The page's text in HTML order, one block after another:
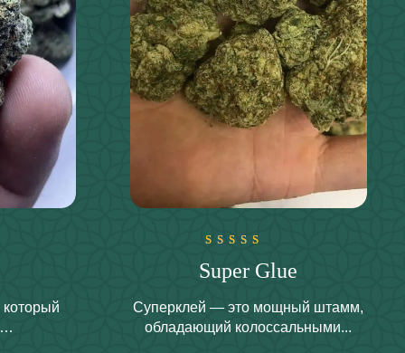
который
5.00
из 5
Super Glue
Суперклей — это мощный штамм,
обладающий колоссальными...